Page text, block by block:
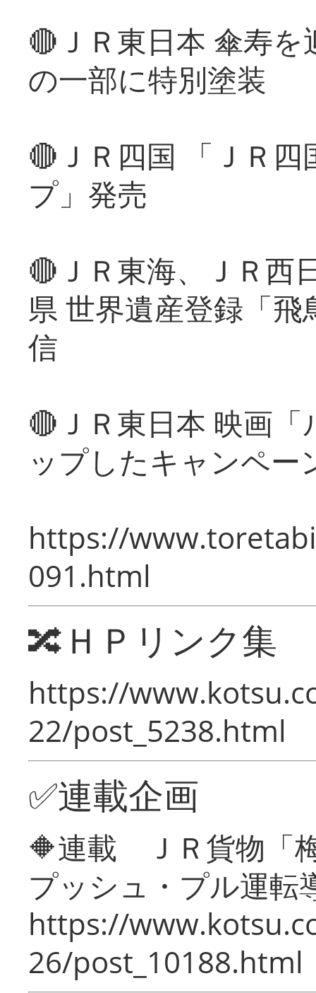
🔴ＪＲ東日本 傘寿
の一部に特別塗装
🔴ＪＲ四国 「ＪＲ
プ」発売
🔴ＪＲ東海、ＪＲ西
県 世界遺産登録「
信
🔴ＪＲ東日本 映画
ップしたキャンペー
https://
091.html
🔀ＨＰリンク集
https://
22/post_5238.html
✅連載企画
🔶連載 ＪＲ貨物「
プッシュ・プル運転
https://
26/post_10188.html